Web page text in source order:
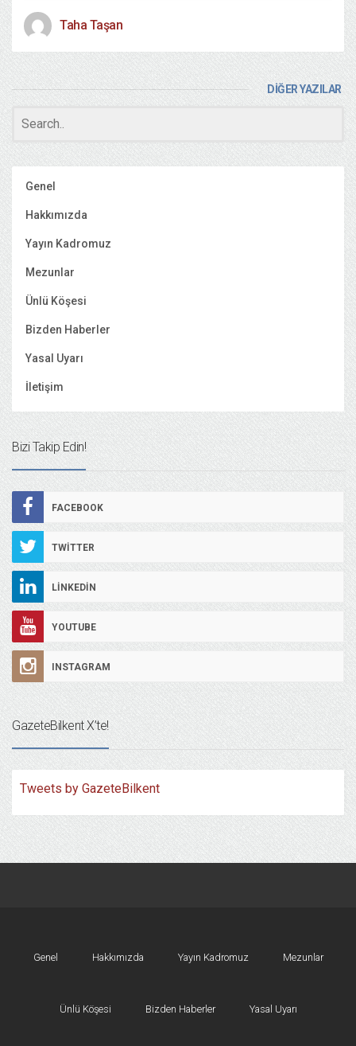
Taha Taşan
DİĞER YAZILAR
Genel
Hakkımızda
Yayın Kadromuz
Mezunlar
Ünlü Köşesi
Bizden Haberler
Yasal Uyarı
İletişim
Bizi Takip Edin!
FACEBOOK
TWITTER
LINKEDIN
YOUTUBE
INSTAGRAM
GazeteBilkent X’te!
Tweets by GazeteBilkent
Genel Hakkımızda Yayın Kadromuz Mezunlar
Ünlü Köşesi Bizden Haberler Yasal Uyarı